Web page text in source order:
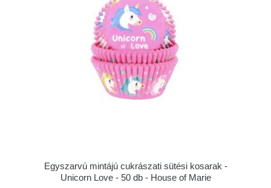
Egyszarvú mintájú cukrászati sütési kosarak -
Unicorn Love - 50 db - House of Marie